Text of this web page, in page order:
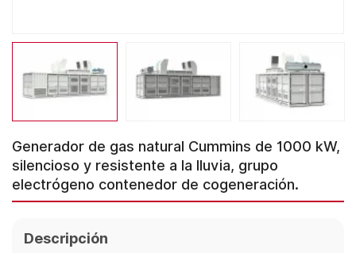
Generador de gas natural Cummins de 1000 kW,
silencioso y resistente a la lluvia, grupo
electrógeno contenedor de cogeneración.
Descripción